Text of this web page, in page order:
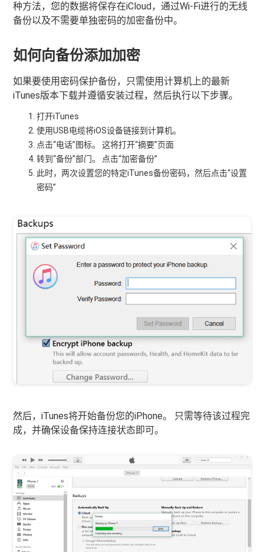
种方法，您的数据将保存在iCloud，通过Wi-Fi进行的无线
备份以及不需要单独密码的加密备份中。
如何向备份添加加密
如果要使用密码保护备份，只需使用计算机上的最新
iTunes版本下载并遵循安装过程，然后执行以下步骤。
打开iTunes
使用USB电缆将iOS设备链接到计算机。
点击“电话”图标。 这将打开“摘要”页面
转到“备份”部门。 点击“加密备份”
此时，两次设置您的特定iTunes备份密码，然后点击“设置
密码”
然后，iTunes将开始备份您的iPhone。 只需等待该过程完
成，并确保设备保持连接状态即可。